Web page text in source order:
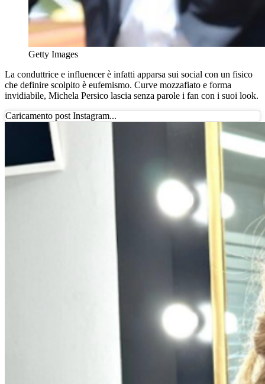
Getty Images
La conduttrice e influencer è infatti apparsa sui social con un fisico
che definire scolpito è eufemismo. Curve mozzafiato e forma
invidiabile, Michela Persico lascia senza parole i fan con i suoi look.
Caricamento post Instagram...